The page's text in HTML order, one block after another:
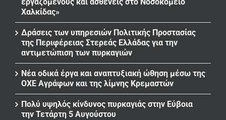
Χαλκίδας»
Δράσεις των υπηρεσιών Πολιτικής Προστασίας
της Περιφέρειας Στερεάς Ελλάδας για την
αντιμετώπιση των πυρκαγιών
Νέα οδικά έργα και αναπτυξιακή ώθηση μέσω της
ΟΧΕ Αγράφων και της λίμνης Κρεμαστών
Πολύ υψηλός κίνδυνος πυρκαγιάς στην Εύβοια
την Τετάρτη 5 Αυγούστου